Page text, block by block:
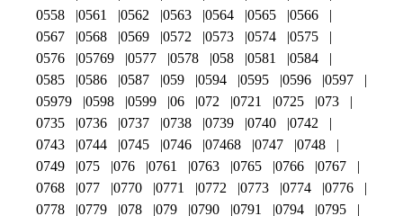
0558
0561 0562 0563 0564 0565
0566
0567
0568 0569 0572 0573 0574
0575
0576
05769 0577 0578 058 0581
0584
0585
0586 0587 059 0594 0595 0596
0597
05979
0598 0599 06 072 0721 0725
073
0735
0736 0737 0738 0739 0740
0742
0743
0744 0745 0746 07468 0747
0748
0749
075 076 0761 0763 0765 0766
0767
0768
077 0770 0771 0772 0773 0774
0776
0778
0779 078 079 0790 0791 0794
0795